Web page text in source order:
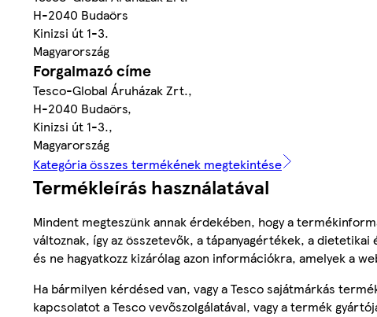
H-2040 Budaörs
Kinizsi út 1-3.
Magyarország
Forgalmazó címe
Tesco-Global Áruházak Zrt.,
H-2040 Budaörs,
Kinizsi út 1-3.,
Magyarország
Kategória összes termékének megtekintése
Termékleírás használatával
Mindent megteszünk annak érdekében, hogy a
változnak, így az összetevők, a tápanyagértékek, a
és ne hagyatkozz kizárólag azon információkra, amelyek a
Ha bármilyen kérdésed van, vagy a Tesco sajátmárkás
kapcsolatot a Tesco vevőszolgálatával, vagy a termék